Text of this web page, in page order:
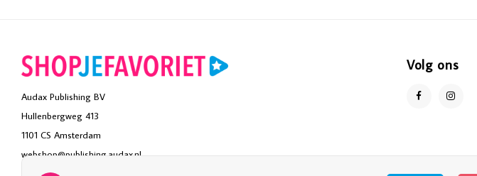
Audax Publishing BV
Hullenbergweg 413
1101 CS Amsterdam
webshop@publishing.audax.nl
Volg ons